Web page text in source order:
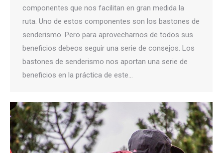
componentes que nos facilitan en gran medida la
ruta. Uno de estos componentes son los bastones de
senderismo. Pero para aprovecharnos de todos sus
beneficios debeos seguir una serie de consejos. Los
bastones de senderismo nos aportan una serie de
beneficios en la práctica de este…